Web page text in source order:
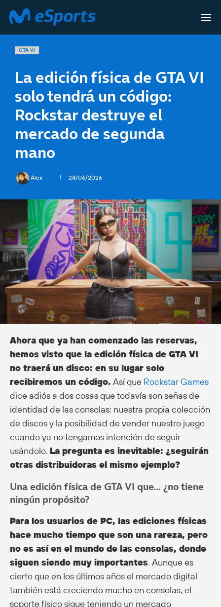
GTA VI
La edición física de GTA VI
solo tendrá un código:
Rockstar destruye el
mercado de segunda
mano
Álex 24/06/2026
Ahora que ya han comenzado las reservas,
hemos visto que la edición física de GTA VI
no traerá un disco: en su lugar solo
recibiremos un código. Así que Rockstar Games
dice adiós a dos cosas que todavía son señas de
identidad de las consolas: nuestra propia colección
de discos y la posibilidad de vender nuestro juego
cuando ya no tengamos intención de seguir
usándolo. La pregunta es inevitable: ¿seguirán
otras distribuidoras el mismo ejemplo?
Una edición física de GTA VI que… ¿no tiene
ningún propósito?
Para los usuarios de PC, las ediciones físicas
hace mucho tiempo que son una rareza, pero
no es así en el mundo de las consolas, donde
siguen siendo muy importantes. Aunque es
cierto que en los últimos años el mercado digital
también está creciendo mucho en consolas, el
soporte físico sigue teniendo un mercado